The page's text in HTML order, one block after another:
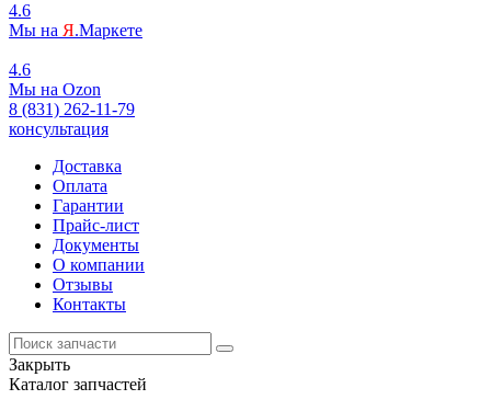
4.6
Мы на Я.Маркете
4.6
Мы на Ozon
8 (831) 262-11-79
консультация
Доставка
Оплата
Гарантии
Прайс-лист
Документы
О компании
Отзывы
Контакты
Закрыть
Каталог запчастей